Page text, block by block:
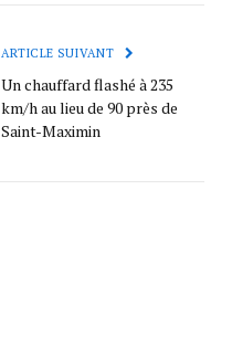
ARTICLE SUIVANT
Un chauffard flashé à 235
km/h au lieu de 90 près de
Saint-Maximin